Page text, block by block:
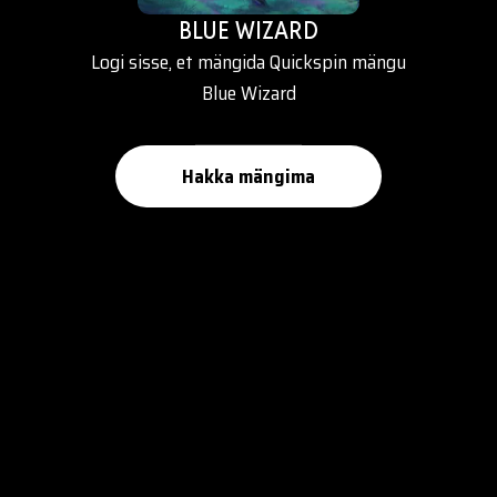
BLUE WIZARD
Logi sisse, et mängida Quickspin mängu
Blue Wizard
Hakka mängima